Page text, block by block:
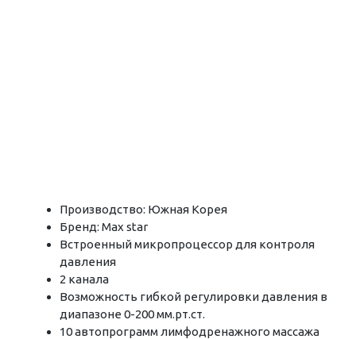
Производство: Южная Корея
Бренд: Max star
Встроенный микропроцессор для контроля
давления
2 канала
Возможность гибкой регулировки давления в
диапазоне 0-200 мм.рт.ст.
10 автопрограмм лимфодренажного массажа